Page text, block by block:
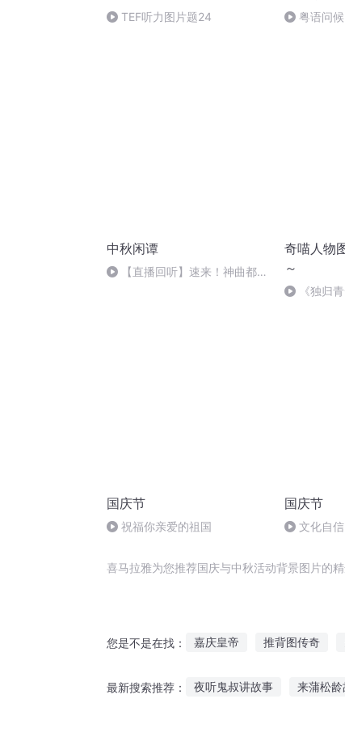
TEF听力图片题24 粤语问候
中秋闲谭
【直播回听】速来！神曲都会
奇喵人物
～
《独归
国庆节
祝福你亲爱的祖国
国庆节
文化自
喜马拉雅为您推荐国庆与中秋活动背景图片的
您是不是在找： 嘉庆皇帝 推背图传奇
最新搜索推荐： 夜听鬼叔讲故事 来蒲松